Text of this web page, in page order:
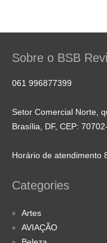
Sobre o BSB
061 996877399
Setor Comercial Norte,
Brasília, DF, CEP:
Horário de atendimento
Categories
Artes
AVIAÇÃO